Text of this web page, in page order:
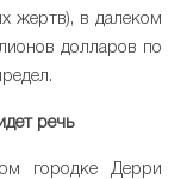
жертв), в далеком
долларов по
речь
городке Дерри